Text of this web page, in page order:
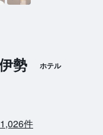
勢 ホテル
件